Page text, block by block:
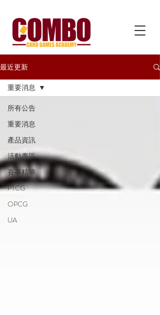
最近更新
所有公告
重要消息
產品資訊
活動專區
賽事精華
PTCG
OPCG
UA
重要消息